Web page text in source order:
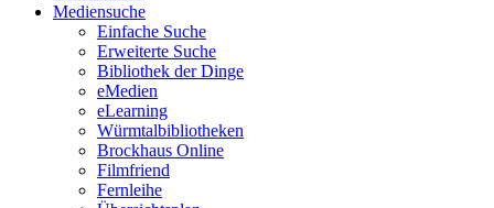
Mediensuche
Einfache Suche
Erweiterte Suche
Bibliothek der Dinge
eMedien
eLearning
Würmtalbibliotheken
Brockhaus Online
Filmfriend
Fernleihe